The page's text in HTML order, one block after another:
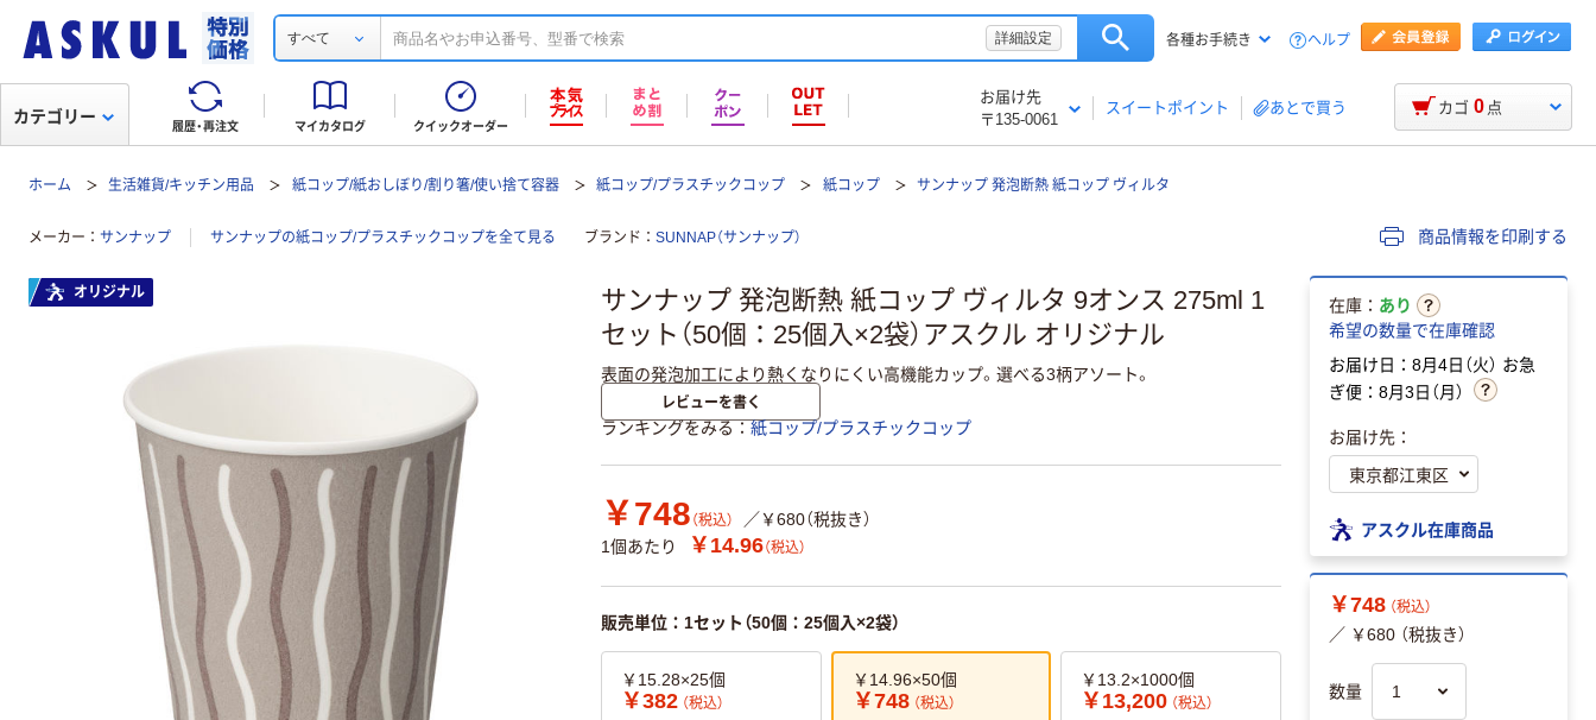
すべて 詳細設定 各種お手続き ヘルプ
履歴・再注文 マイカタログ クイックオーダー
お届け先
〒135-0061
スイートポイント あとで買う
カテゴリー カゴ 0 点
ホーム 生活雑貨/キッチン用品 紙コップ/紙おしぼり/割り箸/使い捨て容器 紙コップ/プラスチックコップ 紙コップ サンナップ 発泡断熱 紙コップ ヴィルタ
メーカー サンナップ サンナップの紙コップ/プラスチックコップを全て見る ブランド SUNNAP（サンナップ） 商品情報を印刷する
サンナップ 発泡断熱 紙コップ ヴィルタ 9オンス 275ml 1
セット（50個：25個入×2袋）アスクル オリジナル
表面の発泡加工により熱くなりにくい高機能カップ。選べる3柄アソート。
レビューを書く
ランキングをみる 紙コップ/プラスチックコップ
￥748 （税込）
／￥680（税抜き）
1個あたり
￥14.96（税込）
販売単位：1セット（50個：25個入×2袋）
￥15.28×25個
￥382 （税込）
￥14.96×50個
￥748 （税込）
￥13.2×1000個
￥13,200 （税込）
オリジナル
在庫： あり
希望の数量で在庫確認
お届け日：8月4日（火） お急
ぎ便：8月3日（月）
お届け先：
アスクル在庫商品
￥748 （税込）
／ ￥680 （税抜き）
数量